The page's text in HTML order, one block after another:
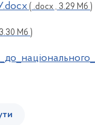
( .docx , 3.29 Мб )
Мб )